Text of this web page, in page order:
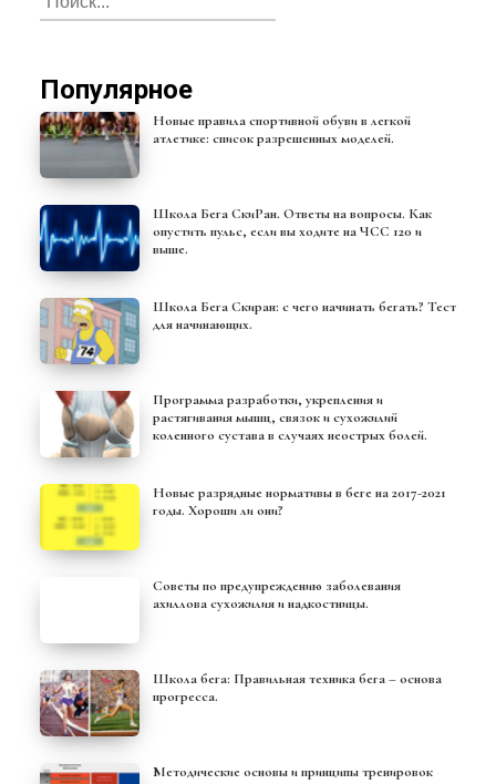
Популярное
Новые правила спортивной обуви в легкой
атлетике: список разрешенных моделей.
Школа Бега СкиРан. Ответы на вопросы. Как
опустить пульс, если вы ходите на ЧСС 120 и
выше.
Школа Бега Скиран: с чего начинать бегать? Тест
для начинающих.
Программа разработки, укрепления и
растягивания мышц, связок и сухожилий
коленного сустава в случаях неострых болей.
Новые разрядные нормативы в беге на 2017-2021
годы. Хороши ли они?
Советы по предупреждению заболевания
ахиллова сухожилия и надкостницы.
Школа бега: Правильная техника бега – основа
прогресса.
Методические основы и принципы тренировок